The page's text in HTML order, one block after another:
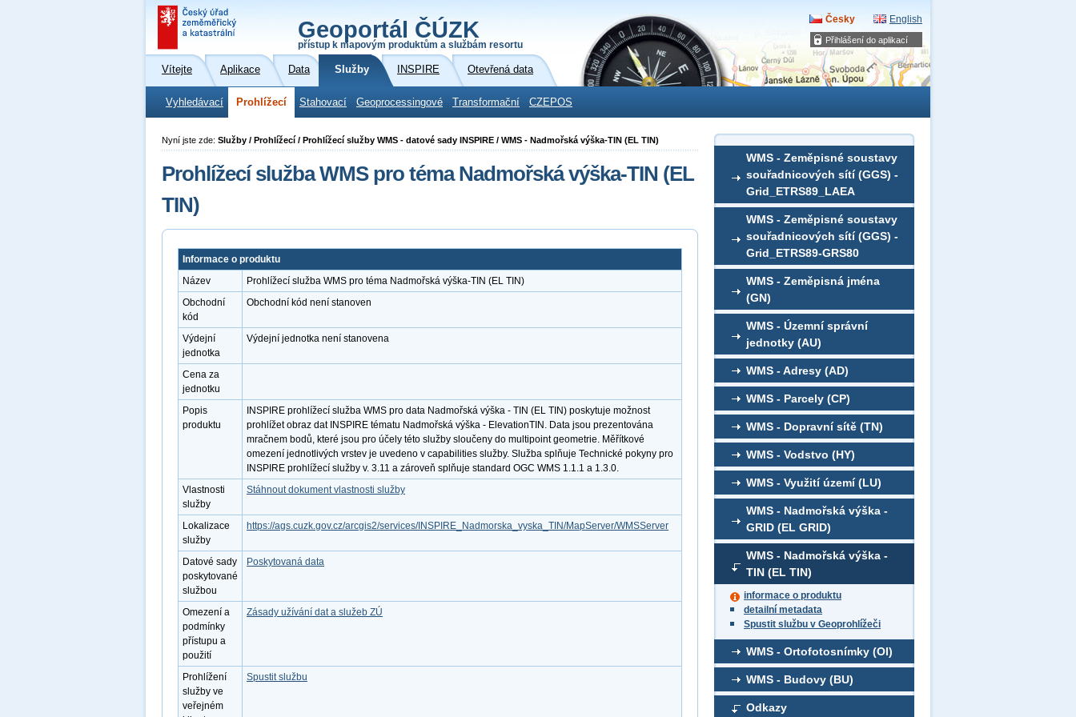
Přihlášení do aplikací
Geoportál ČÚZK
přístup k mapovým produktům a službám resortu
Česky English
Vítejte Aplikace Data Služby INSPIRE Otevřená data
Vyhledávací Prohlížecí Stahovací Geoprocessingové Transformační CZEPOS
WMS - Zeměpisné soustavy
souřadnicových sítí (GGS) -
Grid_ETRS89_LAEA
WMS - Zeměpisné soustavy
souřadnicových sítí (GGS) -
Grid_ETRS89-GRS80
WMS - Zeměpisná jména
(GN)
WMS - Územní správní
jednotky (AU)
WMS - Adresy (AD)
WMS - Parcely (CP)
WMS - Dopravní sítě (TN)
WMS - Vodstvo (HY)
WMS - Využití území (LU)
WMS - Nadmořská výška -
GRID (EL GRID)
WMS - Nadmořská výška -
TIN (EL TIN)
informace o produktu
detailní metadata
Spustit službu v Geoprohlížeči
WMS - Ortofotosnímky (OI)
WMS - Budovy (BU)
Odkazy
Nyní jste zde: Služby / Prohlížecí / Prohlížecí služby WMS - datové sady INSPIRE / WMS - Nadmořská výška-TIN (EL TIN)
Prohlížecí služba WMS pro téma Nadmořská výška-TIN (EL
TIN)
Informace o produktu
Název
Prohlížecí služba WMS pro téma Nadmořská výška-TIN (EL TIN)
Obchodní
kód
Obchodní kód není stanoven
Výdejní
jednotka
Výdejní jednotka není stanovena
Cena za
jednotku
Popis
produktu
INSPIRE prohlížecí služba WMS pro data Nadmořská výška - TIN (EL TIN) poskytuje možnost
prohlížet obraz dat INSPIRE tématu Nadmořská výška - ElevationTIN. Data jsou prezentována
mračnem bodů, které jsou pro účely této služby sloučeny do multipoint geometrie. Měřítkové
omezení jednotlivých vrstev je uvedeno v capabilities služby. Služba splňuje Technické pokyny pro
INSPIRE prohlížecí služby v. 3.11 a zároveň splňuje standard OGC WMS 1.1.1 a 1.3.0.
Vlastnosti
služby
Stáhnout dokument vlastnosti služby
Lokalizace
služby
https://ags.cuzk.gov.cz/arcgis2/services/INSPIRE_Nadmorska_vyska_TIN/MapServer/WMSServer
Datové sady
poskytované
službou
Poskytovaná data
Omezení a
podmínky
přístupu a
použití
Zásady užívání dat a služeb ZÚ
Prohlížení
služby ve
veřejném
Spustit službu